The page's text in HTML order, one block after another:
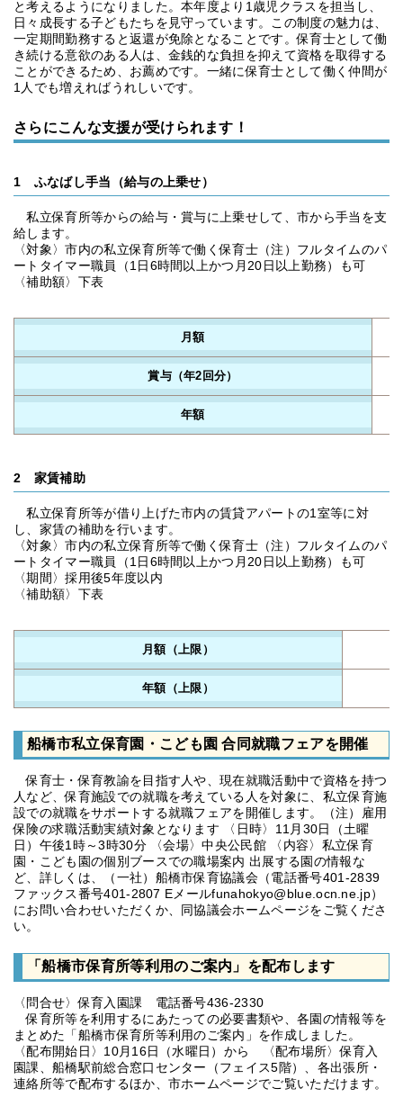
と考えるようになりました。本年度より1歳児クラスを担当し、
日々成長する子どもたちを見守っています。この制度の魅力は、
一定期間勤務すると返還が免除となることです。保育士として働
き続ける意欲のある人は、金銭的な負担を抑えて資格を取得する
ことができるため、お薦めです。一緒に保育士として働く仲間が
1人でも増えればうれしいです。
さらにこんな支援が受けられます！
1 ふなばし手当（給与の上乗せ）
私立保育所等からの給与・賞与に上乗せして、市から手当を支
給します。
〈対象〉市内の私立保育所等で働く保育士（注）フルタイムのパ
ートタイマー職員（1日6時間以上かつ月20日以上勤務）も可
〈補助額〉下表
月額
賞与（年2回分）
年額
2 家賃補助
私立保育所等が借り上げた市内の賃貸アパートの1室等に対
し、家賃の補助を行います。
〈対象〉市内の私立保育所等で働く保育士（注）フルタイムのパ
ートタイマー職員（1日6時間以上かつ月20日以上勤務）も可
〈期間〉採用後5年度以内
〈補助額〉下表
月額（上限）
年額（上限）
船橋市私立保育園・こども園 合同就職フェアを開催
保育士・保育教諭を目指す人や、現在就職活動中で資格を持つ
人など、保育施設での就職を考えている人を対象に、私立保育施
設での就職をサポートする就職フェアを開催します。（注）雇用
保険の求職活動実績対象となります 〈日時〉11月30日（土曜
日）午後1時～3時30分 〈会場〉中央公民館 〈内容〉私立保育
園・こども園の個別ブースでの職場案内 出展する園の情報な
ど、詳しくは、（一社）船橋市保育協議会（電話番号401-2839
ファックス番号401-2807 Eメールfunahokyo@blue.ocn.ne.jp）
にお問い合わせいただくか、同協議会ホームページをご覧くださ
い。
「船橋市保育所等利用のご案内」を配布します
〈問合せ〉保育入園課 電話番号436-2330
保育所等を利用するにあたっての必要書類や、各園の情報等を
まとめた「船橋市保育所等利用のご案内」を作成しました。
〈配布開始日〉10月16日（水曜日）から 〈配布場所〉保育入
園課、船橋駅前総合窓口センター（フェイス5階）、各出張所・
連絡所等で配布するほか、市ホームページでご覧いただけます。